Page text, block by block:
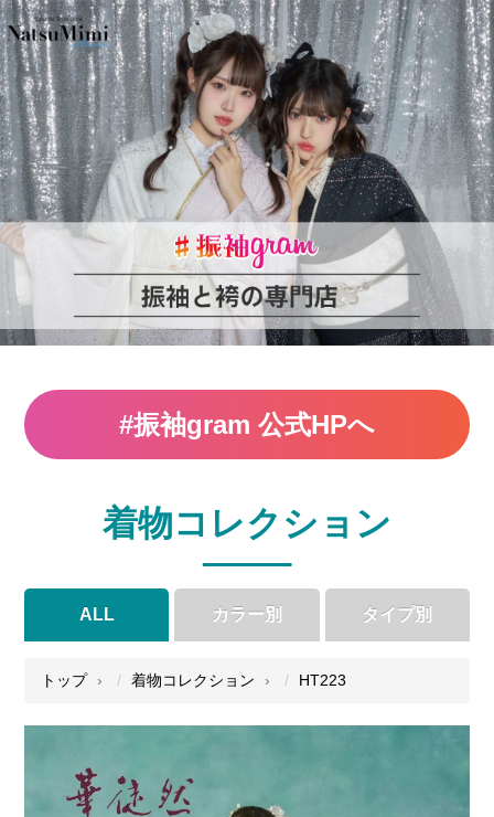
#振袖gram 公式HPへ
着物コレクション
ALL カラー別
● ● ●
● ● ● ●
タイプ別
トップ 着物コレクション HT223